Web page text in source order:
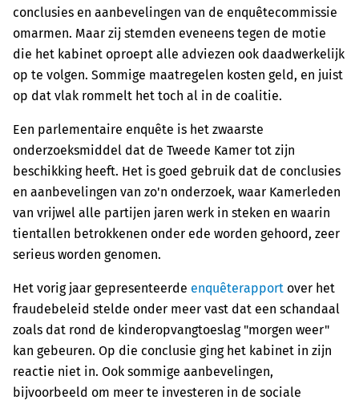
conclusies en aanbevelingen van de enquêtecommissie
omarmen. Maar zij stemden eveneens tegen de motie
die het kabinet oproept alle adviezen ook daadwerkelijk
op te volgen. Sommige maatregelen kosten geld, en juist
op dat vlak rommelt het toch al in de coalitie.
Een parlementaire enquête is het zwaarste
onderzoeksmiddel dat de Tweede Kamer tot zijn
beschikking heeft. Het is goed gebruik dat de conclusies
en aanbevelingen van zo'n onderzoek, waar Kamerleden
van vrijwel alle partijen jaren werk in steken en waarin
tientallen betrokkenen onder ede worden gehoord, zeer
serieus worden genomen.
Het vorig jaar gepresenteerde enquêterapport over het
fraudebeleid stelde onder meer vast dat een schandaal
zoals dat rond de kinderopvangtoeslag "morgen weer"
kan gebeuren. Op die conclusie ging het kabinet in zijn
reactie niet in. Ook sommige aanbevelingen,
bijvoorbeeld om meer te investeren in de sociale